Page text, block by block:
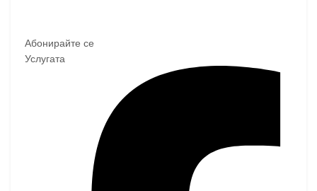
Абонирайте се
Услугата